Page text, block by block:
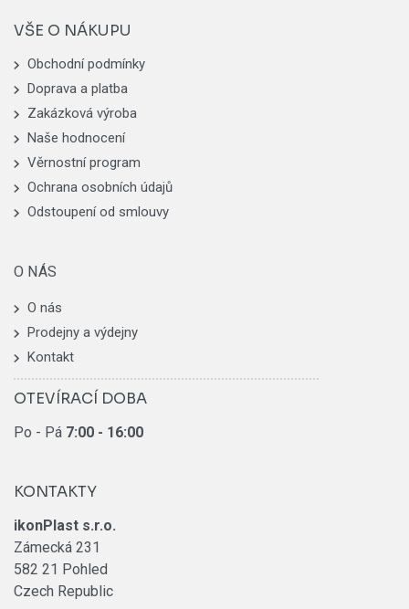
VŠE O NÁKUPU
Obchodní podmínky
Doprava a platba
Zakázková výroba
Naše hodnocení
Věrnostní program
Ochrana osobních údajů
Odstoupení od smlouvy
O NÁS
O nás
Prodejny a výdejny
Kontakt
OTEVÍRACÍ DOBA
Po - Pá 7:00 - 16:00
KONTAKTY
ikonPlast s.r.o.
Zámecká 231
582 21 Pohled
Czech Republic